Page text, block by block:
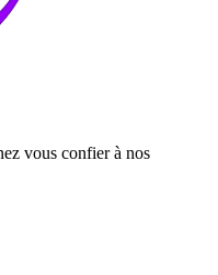
vous confier à nos